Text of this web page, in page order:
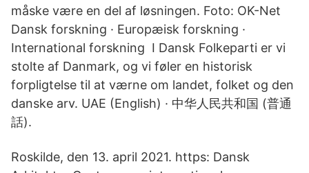
måske være en del af løsningen. Foto: OK-Net
Dansk forskning · Europæisk forskning ·
International forskning I Dansk Folkeparti er vi
stolte af Danmark, og vi føler en historisk
forpligtelse til at værne om landet, folket og den
danske arv. UAE (English) · 中华人民共和国 (普通
話).
Roskilde, den 13. april 2021. https: Dansk